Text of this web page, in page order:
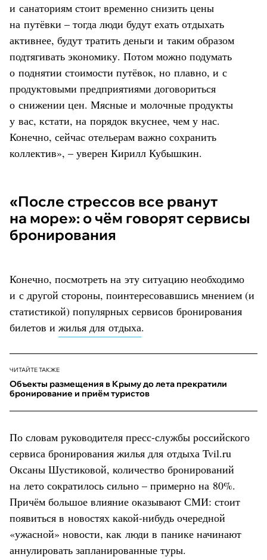
и санаториям стоит временно снизить цены
на путёвки – тогда люди будут ехать отдыхать
активнее, будут тратить деньги и таким образом
подтягивать экономику. Потом можно подумать
о поднятии стоимости путёвок, но плавно, и с
продуктовыми предприятиями договориться
о снижении цен. Мясные и молочные продукты
у вас, кстати, на порядок вкуснее, чем у нас.
Конечно, сейчас отельерам важно сохранить
коллектив», – уверен Кирилл Кубышкин.
«После стрессов все рванут
на море»: о чём говорят сервисы
бронирования
Конечно, посмотреть на эту ситуацию необходимо
и с другой стороны, поинтересовавшись мнением (и
статистикой) популярных сервисов бронирования
билетов и жилья для отдыха.
ЧИТАЙТЕ ТАКЖЕ
Объекты размещения в Крыму до лета прекратили
бронирование и приём туристов
По словам руководителя пресс-службы российского
сервиса бронирования жилья для отдыха Tvil.ru
Оксаны Шустиковой, количество бронирований
на лето сократилось сильно – примерно на 80%.
Причём большое влияние оказывают СМИ: стоит
появиться в новостях какой-нибудь очередной
«ужасной» новости, как люди в панике начинают
аннулировать запланированные туры.